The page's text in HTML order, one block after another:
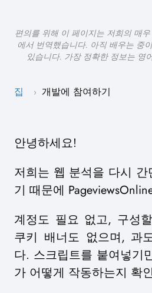
편의를 위해 이 페이지는 저희의 매
에서 번역했습니다. 아직 배우는 중
있습니다. 가장 정확한 정보는 영
집 › 개발에 참여하기
안녕하세요!
저희는 웹 분석을 다시
기 때문에
계정도 필요 없고, 구성
쿠키 배너도 없으며, 과
다. 스크립트를 붙여넣기
가 어떻게 작동하는지 확